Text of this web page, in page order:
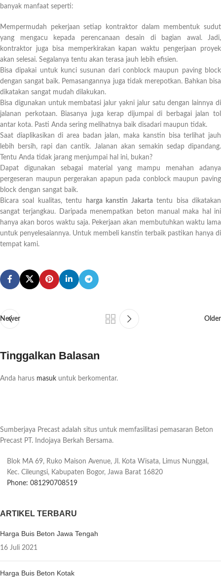
banyak manfaat seperti:
Mempermudah pekerjaan setiap kontraktor dalam membentuk sudut
yang mengacu kepada perencanaan desain di bagian awal. Jadi,
kontraktor juga bisa memperkirakan kapan waktu pengerjaan proyek
akan selesai. Segalanya tentu akan terasa jauh lebih efisien.
Bisa dipakai untuk kunci susunan dari conblock maupun paving block
dengan sangat baik. Pemasangannya juga tidak merepotkan. Bahkan bisa
dikatakan sangat mudah dilakukan.
Bisa digunakan untuk membatasi jalur yakni jalur satu dengan lainnya di
jalanan perkotaan. Biasanya juga kerap dijumpai di berbagai jalan tol
antar kota. Pasti Anda sering melihatnya baik disadari maupun tidak.
Saat diaplikasikan di area badan jalan, maka kanstin bisa terlihat jauh
lebih bersih, rapi dan cantik. Jalanan akan semakin sedap dipandang.
Tentu Anda tidak jarang menjumpai hal ini, bukan?
Dapat digunakan sebagai material yang mampu menahan adanya
pergeseran maupun pergerakan apapun pada conblock maupun paving
block dengan sangat baik.
Bicara soal kualitas, tentu
harga kanstin Jakartatentu bisa dikatakan
sangat terjangkau. Daripada menempatkan beton manual maka hal ini
hanya akan boros waktu saja. Pekerjaan akan membutuhkan waktu lama
untuk penyelesaiannya. Untuk membeli kanstin terbaik pastikan hanya di
tempat kami.
Newer Older
Tinggalkan Balasan
Anda harus masuk untuk berkomentar.
Sumberjaya Precast adalah situs untuk memfasilitasi pemasaran Beton
Precast PT. Indojaya Berkah Bersama.
Blok MA 69, Ruko Maison Avenue, Jl. Kota Wisata, Limus Nunggal,
Kec. Cileungsi, Kabupaten Bogor, Jawa Barat 16820
Phone: 081290708519
ARTIKEL TERBARU
Harga Buis Beton Jawa Tengah
16 Juli 2021
Harga Buis Beton Kotak